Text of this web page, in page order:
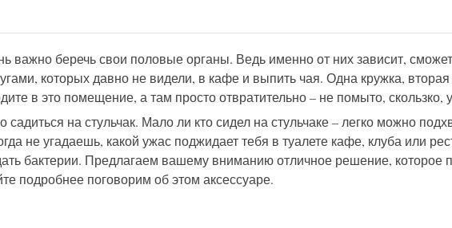
важно беречь свои половые органы. Ведь именно от них зависит,
которых давно не видели, в кафе и выпить чая. Одна кружка,
в это помещение, а там просто отвратительно – не помыто, скользко,
садиться на стульчак. Мало ли кто сидел на стульчаке – легко можно
не угадаешь, какой ужас поджидает тебя в туалете кафе, клуба или
бактерии. Предлагаем вашему вниманию отличное решение, которое
подробнее поговорим об этом аксессуаре.